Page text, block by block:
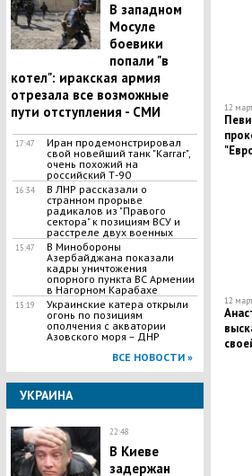
В западном
Мосуле
боевики
попали "в
котел": иракская армия
отрезала все возможные
пути отступления - СМИ
17:47
Иран продемонстрировал
свой новейший танк "Karrar",
очень похожий на
российский Т-90
16:34
В ЛНР рассказали о
странном прорыве
радикалов из "Правого
сектора" к позициям ВСУ и
расстреле двух военных
15:47
В Минобороны
Азербайджана показали
кадры уничтожения
опорного пункта ВС Армении
в Нагорном Карабахе
15:19
Украинские катера открыли
огонь по позициям
ополчения с акватории
Азовского моря – ДНР
ВСЕ НОВОСТИ »
УКРАИНА
22:48
В Киеве
задержан
12
12